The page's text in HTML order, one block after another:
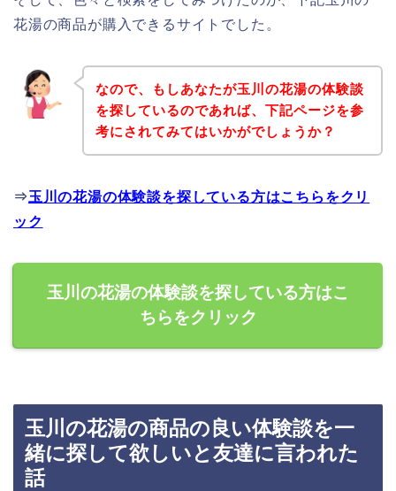
花湯の商品が購入できるサイトでした。
なので、もしあなたが玉川の花湯の体験談
を探しているのであれば、下記ページを参
考にされてみてはいかがでしょうか？
⇒玉川の花湯の体験談を探している方はこちらをクリ
ック
玉川の花湯の体験談を探している方はこ
ちらをクリック
玉川の花湯の商品の良い体験談を一
緒に探して欲しいと友達に言われた
話